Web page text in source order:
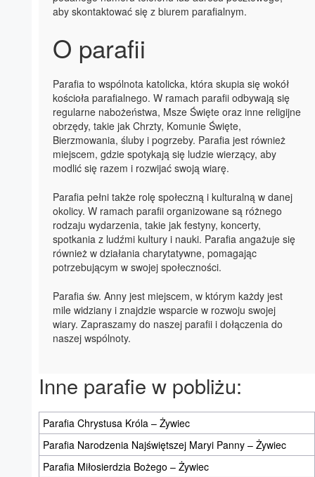
aby skontaktować się z biurem parafialnym.
O parafii
Parafia to wspólnota katolicka, która skupia się wokół
kościoła parafialnego. W ramach parafii odbywają się
regularne nabożeństwa, Msze Święte oraz inne religijne
obrzędy, takie jak Chrzty, Komunie Święte,
Bierzmowania, śluby i pogrzeby. Parafia jest również
miejscem, gdzie spotykają się ludzie wierzący, aby
modlić się razem i rozwijać swoją wiarę.
Parafia pełni także rolę społeczną i kulturalną w danej
okolicy. W ramach parafii organizowane są różnego
rodzaju wydarzenia, takie jak festyny, koncerty,
spotkania z ludźmi kultury i nauki. Parafia angażuje się
również w działania charytatywne, pomagając
potrzebującym w swojej społeczności.
Parafia św. Anny jest miejscem, w którym każdy jest
mile widziany i znajdzie wsparcie w rozwoju swojej
wiary. Zapraszamy do naszej parafii i dołączenia do
naszej wspólnoty.
Inne parafie w pobliżu:
Parafia Chrystusa Króla – Żywiec
Parafia Narodzenia Najświętszej Maryi Panny – Żywiec
Parafia Miłosierdzia Bożego – Żywiec